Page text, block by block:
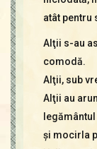
atât pentru
Alţii s-au
comodă.
Alţii, sub
Alţii au
şi mocirla